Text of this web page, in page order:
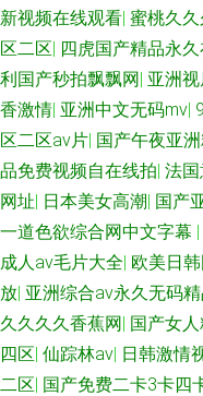
新视频在线观看| 蜜桃久
区二区| 四虎国产精品永
利国产秒拍飘飘网| 亚洲
香激情| 亚洲中文无码mv|
区二区av片| 国产午夜亚
品免费视频自在线拍| 法
网址| 日本美女高潮| 国产
一道色欲综合网中文字幕 |
成人av毛片大全| 欧美日
放| 亚洲综合av永久无码
久久久久香蕉网| 国产女
四区| 仙踪林av| 日韩激情
二区| 国产免费二卡3卡四